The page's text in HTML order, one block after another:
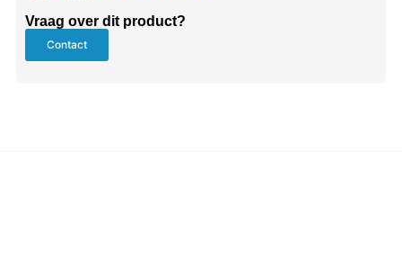
Vraag over dit product?
Contact